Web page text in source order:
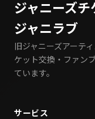
ジャニーズ
ジャニラブ
旧ジャニーズアーテ
ケット交換・ファン
ています。
サービス